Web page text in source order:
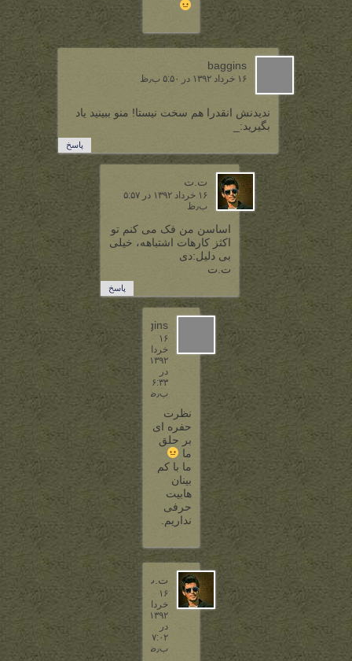
baggins
۱۶ خرداد ۱۳۹۲ در ۵:۵۰ ب٫ظ
ندیدنش انقدرا هم سخت نیستا! منو ببینید یاد
بگیرید:_
پاسخ
ت.ت
۱۶ خرداد ۱۳۹۲ در ۵:۵۷
ب٫ظ
اساسن من فک می کنم تو
اکثز کارهات اشتباهه، خیلی
بی دلیل:دی
ت.ت
پاسخ
baggins
۱۶
خرداد
۱۳۹۲
در
۶:۳۳
ب٫ظ
نظرت
حفره ای
بر حلق
ما
ما با کم
بینان
هابیت
حرفی
نداریم.
ت.ت
۱۶
خرداد
۱۳۹۲
در
۷:۰۲
ب٫ظ